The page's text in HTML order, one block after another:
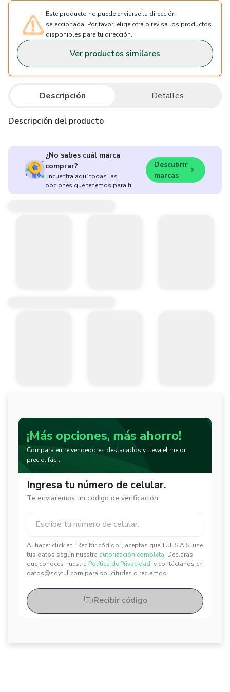
Este producto no puede enviarse la dirección
seleccionada. Por favor, elige otra o revisa los productos
disponibles para tu dirección.
Ver productos similares
Descripción Detalles
Descripción del producto
¿No sabes cuál marca
comprar?
Encuentra aquí todas las
opciones que tenemos para ti.
Descubrir
marcas
¡Más opciones, más ahorro!
Compara entre vendedores destacados y lleva el mejor
precio, fácil.
Ingresa tu número de celular.
Te enviaremos un código de verificación
Al hacer click en "Recibir código", aceptas que TUL S.A.S. use
tus datos según nuestra autorización completa. Declaras
que conoces nuestra Política de Privacidad. y contáctanos en
datos@soytul.com para solicitudes o reclamos.
✕
✕
Recibir código